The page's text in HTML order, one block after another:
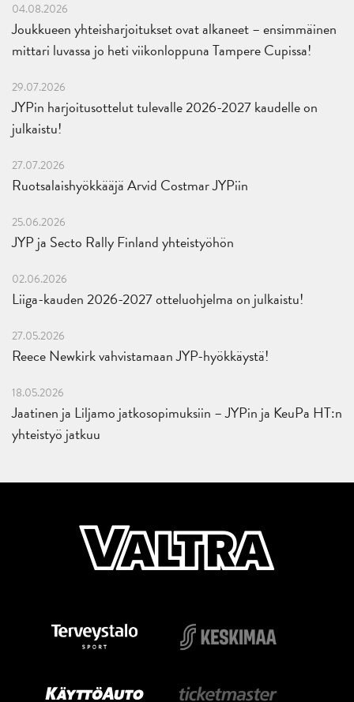
04.08.2026
Joukkueen yhteisharjoitukset ovat alkaneet – ensimmäinen
mittari luvassa jo heti viikonloppuna Tampere Cupissa!
29.07.2026
JYPin harjoitusottelut tulevalle 2026-2027 kaudelle on
julkaistu!
27.07.2026
Ruotsalaishyökkääjä Arvid Costmar JYPiin
25.06.2026
JYP ja Secto Rally Finland yhteistyöhön
02.06.2026
Liiga-kauden 2026-2027 otteluohjelma on julkaistu!
27.05.2026
Reece Newkirk vahvistamaan JYP-hyökkäystä!
18.05.2026
Jaatinen ja Liljamo jatkosopimuksiin – JYPin ja KeuPa HT:n
yhteistyö jatkuu